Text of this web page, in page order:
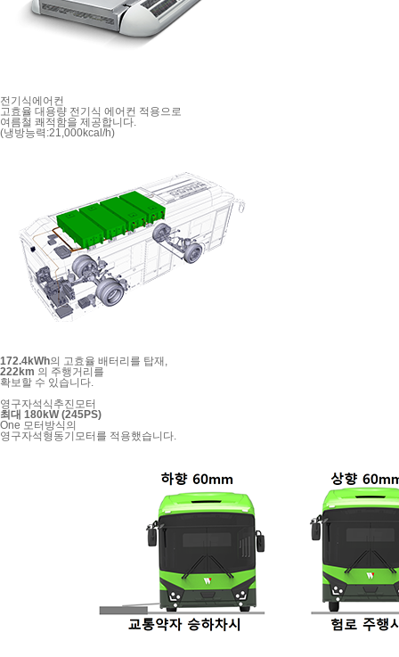
전기식에어컨
고효율 대용량 전기식 에어컨 적용으로
여름철 쾌적함을 제공합니다.
(냉방능력:21,000kcal/h)
172.4kWh의 고효율 배터리를 탑재,
222km 의 주행거리를
확보할 수 있습니다.
영구자석식추진모터
최대 180kW (245PS)
One 모터방식의
영구자석형동기모터를 적용했습니다.